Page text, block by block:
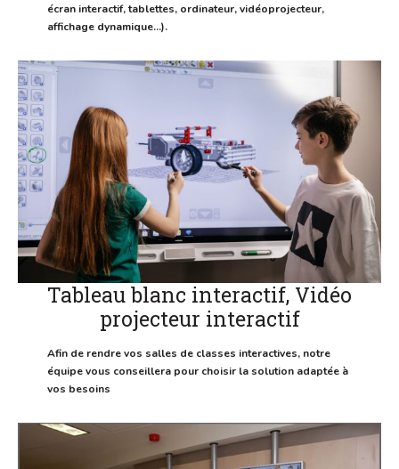
écran interactif, tablettes, ordinateur, vidéoprojecteur,
affichage dynamique…).
Tableau blanc interactif, Vidéo
projecteur interactif
Afin de rendre vos salles de classes interactives, notre
équipe vous conseillera pour choisir la solution adaptée à
vos besoins